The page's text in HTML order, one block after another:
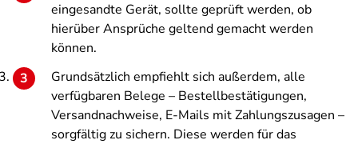
eingesandte Gerät, sollte geprüft werden, ob
hierüber Ansprüche geltend gemacht werden
können.
Grundsätzlich empfiehlt sich außerdem, alle
verfügbaren Belege – Bestellbestätigungen,
Versandnachweise, E-Mails mit Zahlungszusagen –
sorgfältig zu sichern. Diese werden für das